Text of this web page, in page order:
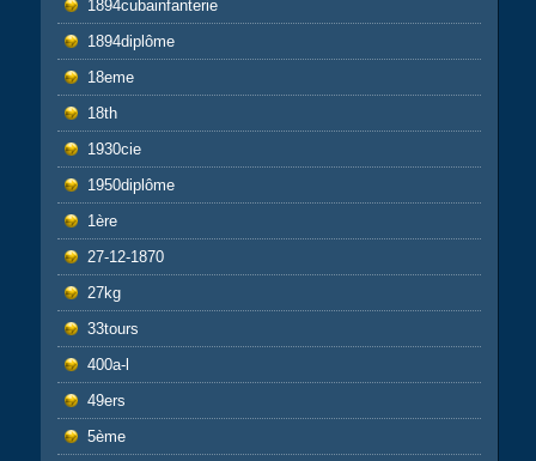
1894cubainfanterie
1894diplôme
18eme
18th
1930cie
1950diplôme
1ère
27-12-1870
27kg
33tours
400a-l
49ers
5ème